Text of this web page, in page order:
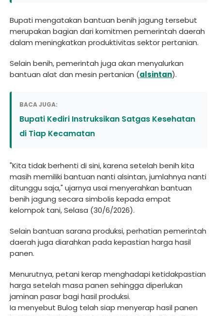
Bupati mengatakan bantuan benih jagung tersebut
merupakan bagian dari komitmen pemerintah daerah
dalam meningkatkan produktivitas sektor pertanian.
Selain benih, pemerintah juga akan menyalurkan
bantuan alat dan mesin pertanian (alsintan).
BACA JUGA:
Bupati Kediri Instruksikan Satgas Kesehatan
di Tiap Kecamatan
"Kita tidak berhenti di sini, karena setelah benih kita
masih memiliki bantuan nanti alsintan, jumlahnya nanti
ditunggu saja," ujarnya usai menyerahkan bantuan
benih jagung secara simbolis kepada empat
kelompok tani, Selasa (30/6/2026).
Selain bantuan sarana produksi, perhatian pemerintah
daerah juga diarahkan pada kepastian harga hasil
panen.
Menurutnya, petani kerap menghadapi ketidakpastian
harga setelah masa panen sehingga diperlukan
jaminan pasar bagi hasil produksi.
Ia menyebut Bulog telah siap menyerap hasil panen